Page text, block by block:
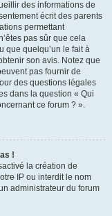
des informations de
écrit des parents
permettant
pas sûr que cela
que quelqu’un le fait à
son avis. Notez que
pas fournir de
des questions légales
dans la question « Qui
ce forum ? ».
!
la création de
IP ou interdit le nom
administrateur du forum